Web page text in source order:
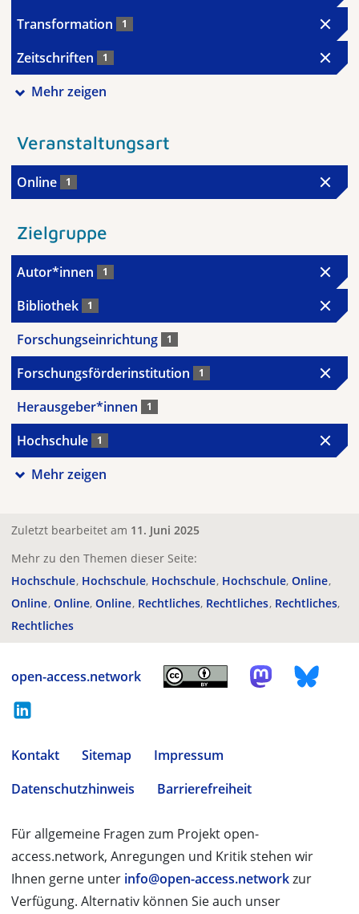
Transformation 1
Zeitschriften 1
Mehr zeigen
Veranstaltungsart
Online 1
Zielgruppe
Autor*innen 1
Bibliothek 1
Forschungseinrichtung 1
Forschungsförderinstitution 1
Herausgeber*innen 1
Hochschule 1
Mehr zeigen
Zuletzt bearbeitet am 11. Juni 2025
Mehr zu den Themen dieser Seite:
Hochschule Hochschule Hochschule Hochschule Online
Online Online Online Rechtliches Rechtliches Rechtliches
Rechtliches
open-access.network
Kontakt Sitemap
Impressum
Datenschutzhinweis
Barrierefreiheit
Für allgemeine Fragen zum Projekt open-
access.network, Anregungen und Kritik stehen wir
Ihnen gerne unter info@open-access.networkzur
Verfügung. Alternativ können Sie auch unser